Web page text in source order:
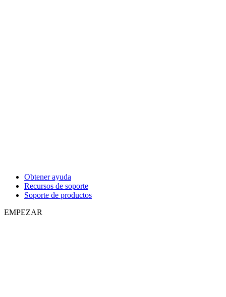
Obtener ayuda
Recursos de soporte
Soporte de productos
EMPEZAR